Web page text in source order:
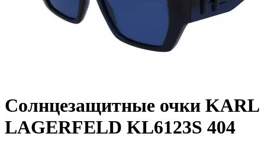
Солнцезащитные очки KARL
LAGERFELD KL6123S 404